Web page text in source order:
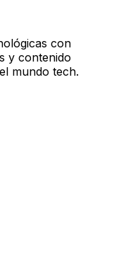
con
y contenido
mundo tech.